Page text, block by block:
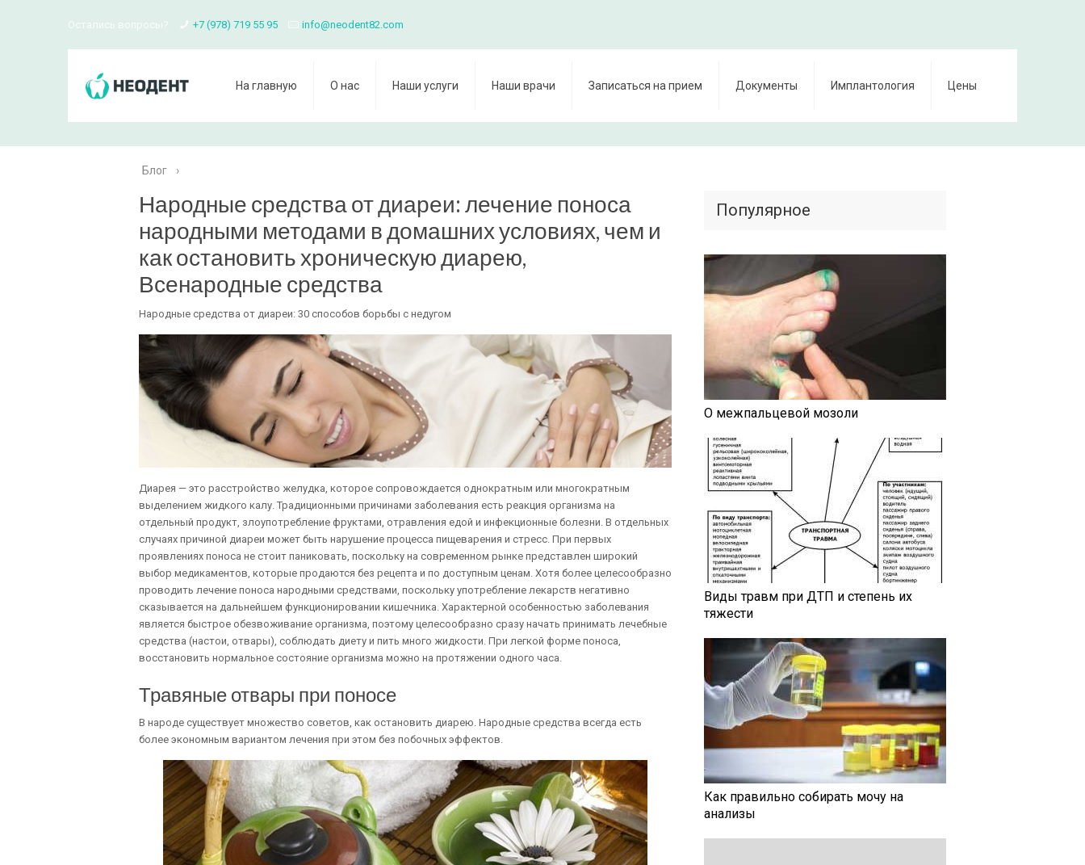
Остались вопросы? +7 (978) 719 55 95 info@neodent82.com
На главную О нас Наши услуги Наши врачи Записаться на прием Документы Имплантология Цены
Блог ›
Народные средства от диареи: лечение поноса
народными методами в домашних условиях, чем и
как остановить хроническую диарею,
Всенародные средства
Народные средства от диареи: 30 способов борьбы с недугом
Диарея — это расстройство желудка, которое сопровождается однократным или многократным
выделением жидкого калу. Традиционными причинами заболевания есть реакция организма на
отдельный продукт, злоупотребление фруктами, отравления едой и инфекционные болезни. В отдельных
случаях причиной диареи может быть нарушение процесса пищеварения и стресс. При первых
проявлениях поноса не стоит паниковать, поскольку на современном рынке представлен широкий
выбор медикаментов, которые продаются без рецепта и по доступным ценам. Хотя более целесообразно
проводить лечение поноса народными средствами, поскольку употребление лекарств негативно
сказывается на дальнейшем функционировании кишечника. Характерной особенностью заболевания
является быстрое обезвоживание организма, поэтому целесообразно сразу начать принимать лечебные
средства (настои, отвары), соблюдать диету и пить много жидкости. При легкой форме поноса,
восстановить нормальное состояние организма можно на протяжении одного часа.
Травяные отвары при поносе
В народе существует множество советов, как остановить диарею. Народные средства всегда есть
более экономным вариантом лечения при этом без побочных эффектов.
Популярное
О межпальцевой мозоли
Виды травм при ДТП и степень их
тяжести
Как правильно собирать мочу на
анализы